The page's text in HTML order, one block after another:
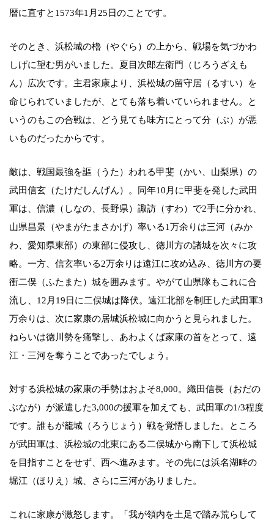
暦に直すと1573年1月25日のことです。
そのとき、浜松城の櫓（やぐら）の上から、戦場を気づかわ
しげに望む男がいました。夏目次郎左衛門（じろうざえも
ん）広次です。主君家康より、浜松城の留守居（るすい）を
命じられていましたが、とても落ち着いていられません。と
いうのもこの合戦は、どう見ても味方にとって分（ぶ）が悪
いものだったからです。
敵は、戦国最強を謳（うた）われる甲斐（かい、山梨県）の
武田信玄（たけだしんげん）。同年10月に甲斐を発した武田
軍は、信濃（しなの、長野県）諏訪（すわ）で2手に分かれ、
山県昌景（やまがたまさかげ）率いる1万余りは三河（みか
わ、愛知県東部）の東部に侵攻し、徳川方の諸城を次々に攻
略。一方、信玄率いる2万余りは遠江に攻め込み、徳川方の要
衝二俣（ふたまた）城を囲みます。やがて山県隊もこれに合
流し、12月19日に二俣城は降伏。遠江北部を制圧した武田軍3
万余りは、次に家康の居城浜松城に向かうと見られました。
ねらいは徳川勢を痛撃し、あわよくば家康の首をとって、遠
江・三河を奪うことであったでしょう。
対する浜松城の家康の手勢はおよそ8,000。織田信長（おだの
ぶなが）が派遣した3,000の援軍を加えても、武田軍の1/3程度
です。誰もが籠城（ろうじょう）戦を覚悟しました。ところ
が武田軍は、浜松城の北東にある二俣城から南下して浜松城
を目指すことをせず、西へ進みます。その先には浜名湖畔の
堀江（ほりえ）城、さらに三河がありました。
これに家康が激怒します。「我が領内を土足で踏み荒らして